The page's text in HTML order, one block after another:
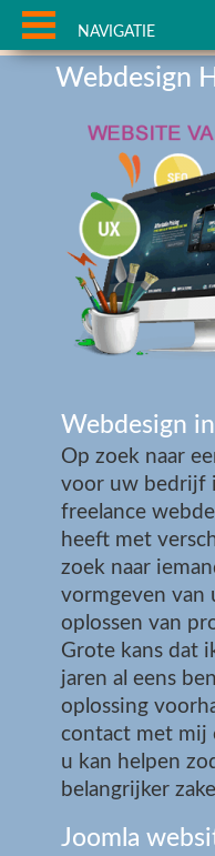
Webdesign
Webdesign
Op zoek naar
voor uw bedrijf
freelance
heeft met
zoek naar
vormgeven van
oplossen van
Grote kans dat
jaren al eens
oplossing
contact met mij
u kan helpen
belangrijker
Joomla
NAVIGATIE